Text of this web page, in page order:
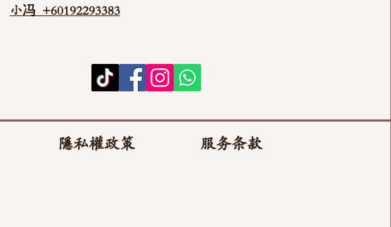
小冯 +60192293383
隱私權政策 服务条款